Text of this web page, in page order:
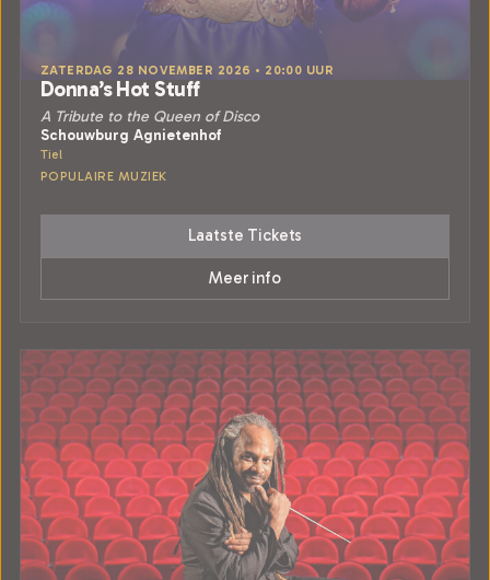
ZATERDAG 28 NOVEMBER 2026 • 20:00 UUR
Donna’s Hot Stuff
A Tribute to the Queen of Disco
Schouwburg Agnietenhof
Tiel
POPULAIRE MUZIEK
Laatste Tickets
Meer info